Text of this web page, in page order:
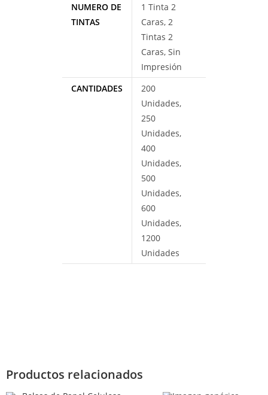
NUMERO DE
TINTAS
1 Tinta 2
Caras, 2
Tintas 2
Caras, Sin
Impresión
CANTIDADES
200
Unidades,
250
Unidades,
400
Unidades,
500
Unidades,
600
Unidades,
1200
Unidades
Productos relacionados